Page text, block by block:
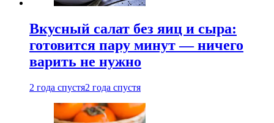
Вкусный салат без яиц и сыра:
готовится пару минут — ничего
варить не нужно
2 года спустя2 года спустя